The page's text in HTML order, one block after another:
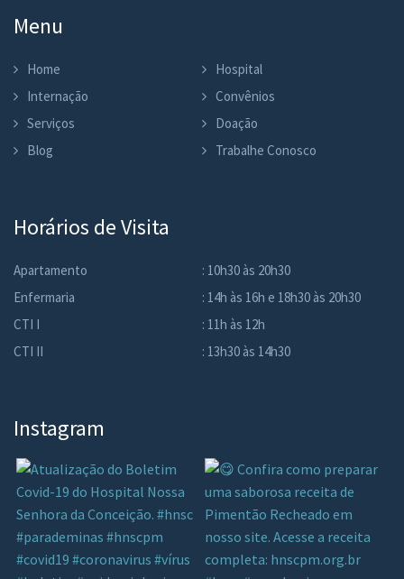
Menu
Home
Hospital
Internação
Convênios
Serviços
Doação
Blog
Trabalhe Conosco
Horários de Visita
Apartamento
: 10h30 às 20h30
Enfermaria
: 14h às 16h e 18h30 às 20h30
CTI I
: 11h às 12h
CTI II
: 13h30 às 14h30
Instagram